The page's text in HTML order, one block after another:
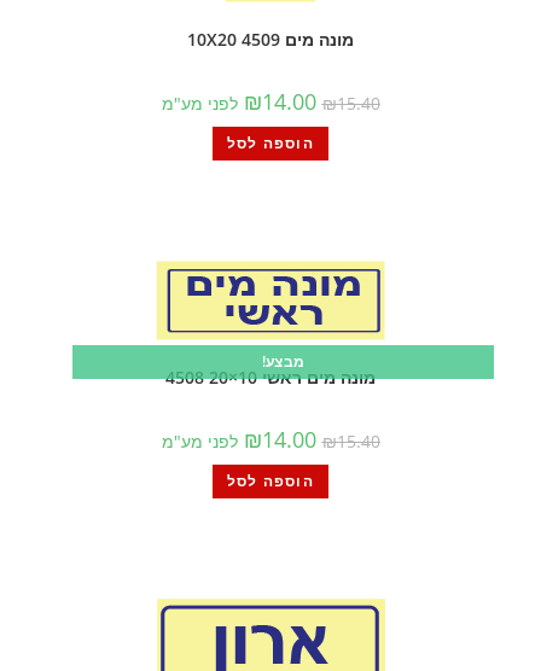
מונה מים 10X20 4509
₪15.40
₪14.00 לפני מע"מ
הוספה לסל
מבצע!
מונה מים ראשי 10×20 4508
₪15.40
₪14.00 לפני מע"מ
הוספה לסל